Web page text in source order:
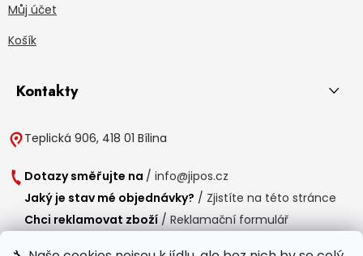
Můj účet
Košík
Kontakty
Teplická 906, 418 01 Bílina
Dotazy směřujte na / info@jipos.cz
Jaký je stav mé objednávky? / Zjistíte na této stránce
Chci reklamovat zboží / Reklamační formulář